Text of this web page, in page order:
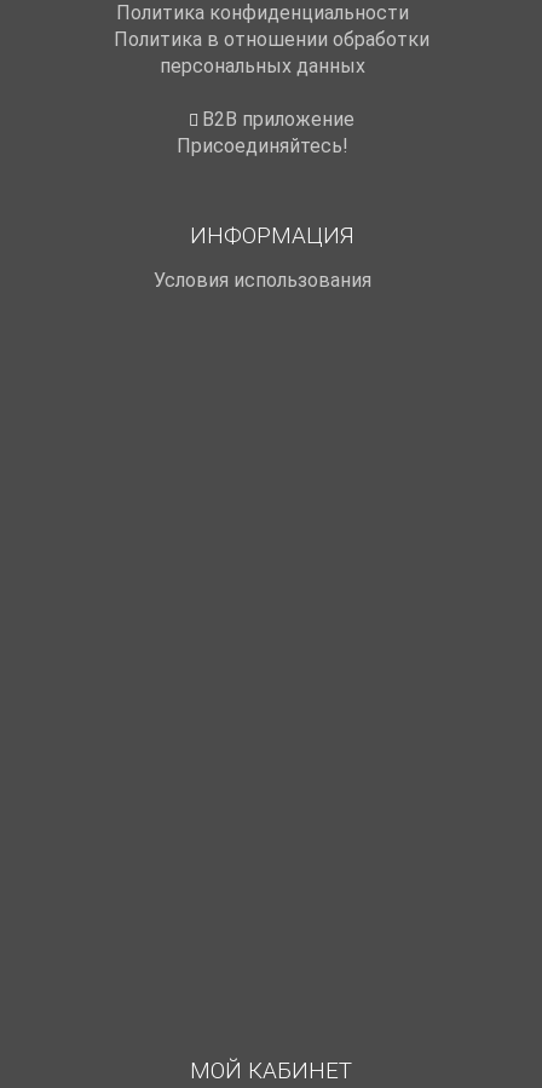
Политика конфиденциальности
Политика в отношении обработки
персональных данных
B2B приложение
Присоединяйтесь!
ИНФОРМАЦИЯ
Условия использования
МОЙ КАБИНЕТ